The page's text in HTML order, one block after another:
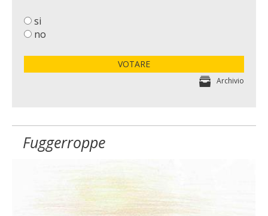
si
no
VOTARE
Archivio
Fuggerroppe